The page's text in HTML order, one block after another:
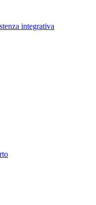
integrativa